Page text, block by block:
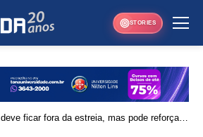
STORIES
ficar fora da estreia, mas pode reforçar